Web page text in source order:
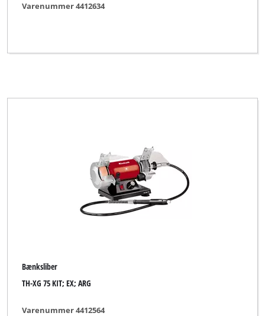
Varenummer 4412634
Bænksliber
TH-XG 75 KIT; EX; ARG
Varenummer 4412564